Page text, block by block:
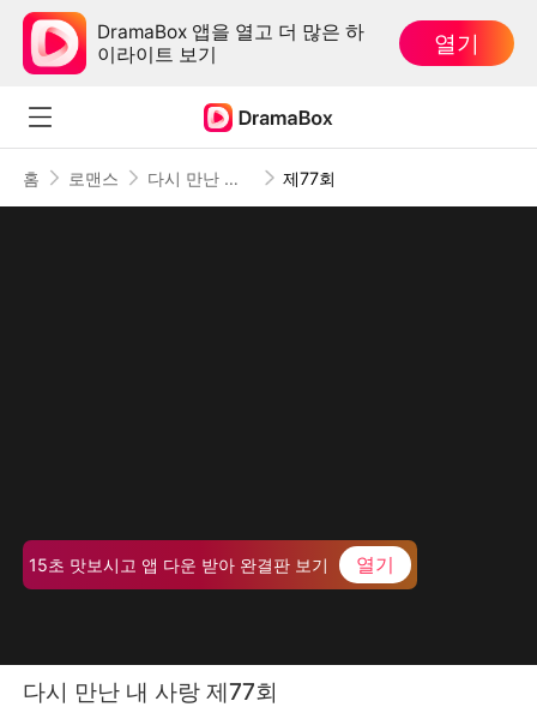
DramaBox 앱을 열고 더 많은 하
이라이트 보기
열기
홈 로맨스 다시 만난 내 사랑 제77회
15초 맛보시고 앱 다운 받아 완결판 보기 열기
다시 만난 내 사랑 제77회